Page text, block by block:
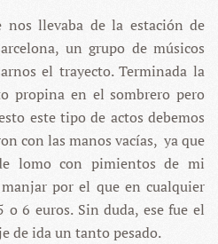
llevaba de la estación de
un grupo de músicos
el trayecto. Terminada la
propina en el sombrero pero
este tipo de actos debemos
con las manos vacías, ya que
lomo con pimientos de mi
por el que en cualquier
6 euros. Sin duda, ese fue el
de ida un tanto pesado.